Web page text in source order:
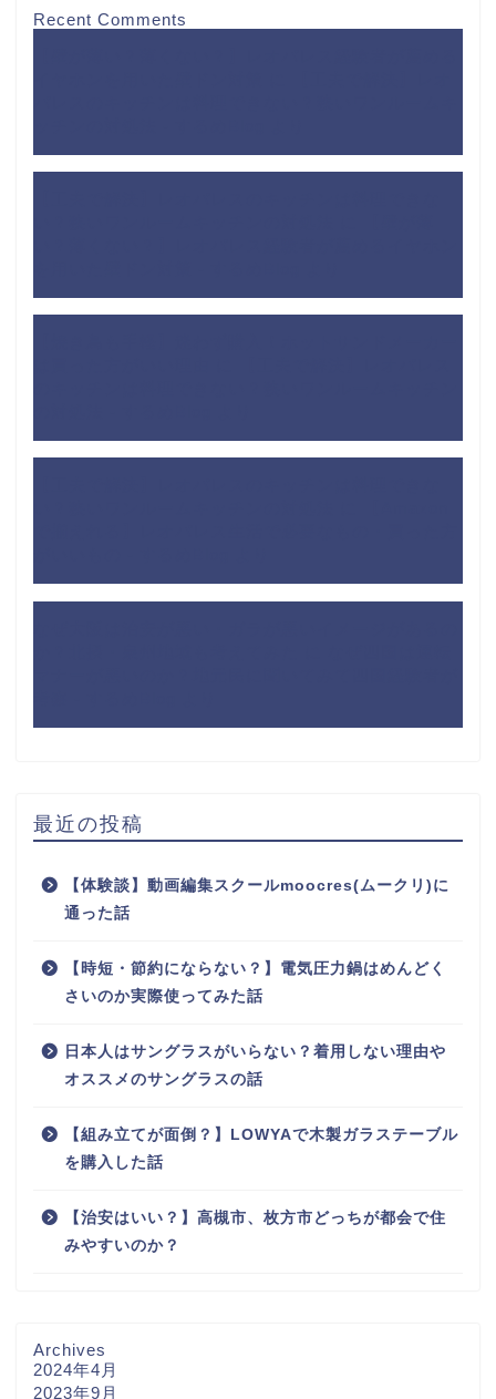
Recent Comments
最近の投稿
【体験談】動画編集スクールmoocres(ムークリ)に
通った話
【時短・節約にならない？】電気圧力鍋はめんどく
さいのか実際使ってみた話
日本人はサングラスがいらない？着用しない理由や
オススメのサングラスの話
【組み立てが面倒？】LOWYAで木製ガラステーブル
を購入した話
【治安はいい？】高槻市、枚方市どっちが都会で住
みやすいのか？
Archives
2024年4月
2023年9月